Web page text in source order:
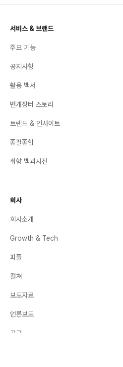
서비스 & 브랜드
주요 기능
공지사항
활용 백서
번개장터 스토리
트렌드 & 인사이트
좋팔좋합
취향 백과사전
회사
회사소개
Growth & Tech
피플
컬쳐
보도자료
언론보도
공고